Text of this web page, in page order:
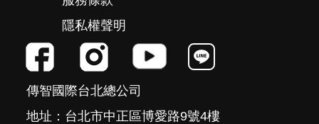
隱私權聲明
傳智國際台北總公司
地址：台北市中正區博愛路9號4樓